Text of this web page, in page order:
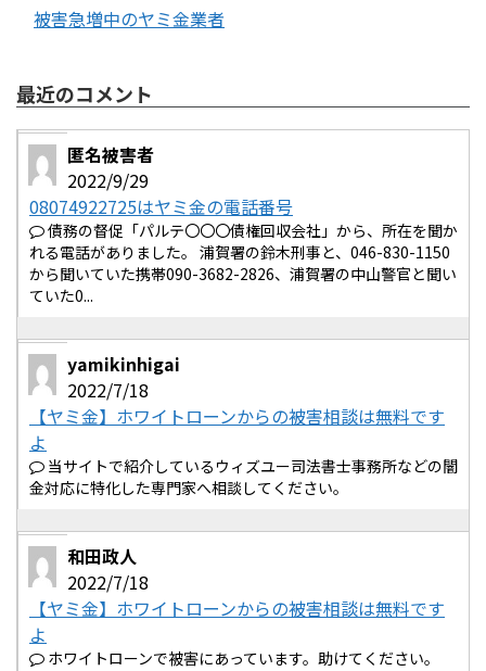
被害急増中のヤミ金業者
最近のコメント
匿名被害者
2022/9/29
08074922725はヤミ金の電話番号
債務の督促「パルテ〇〇〇債権回収会社」から、所在を聞か
れる電話がありました。 浦賀署の鈴木刑事と、046-830-1150
から聞いていた携帯090-3682-2826、浦賀署の中山警官と聞い
ていた0...
yamikinhigai
2022/7/18
【ヤミ金】ホワイトローンからの被害相談は無料です
よ
当サイトで紹介しているウィズユー司法書士事務所などの闇
金対応に特化した専門家へ相談してください。
和田政人
2022/7/18
【ヤミ金】ホワイトローンからの被害相談は無料です
よ
ホワイトローンで被害にあっています。助けてください。